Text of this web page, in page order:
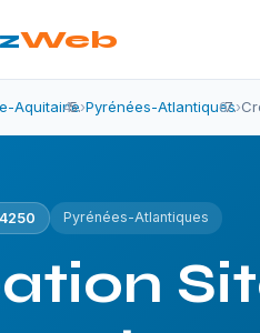
Web
Aquitaine›Pyrénées-Atlantiques›
Pyrénées-Atlantiques